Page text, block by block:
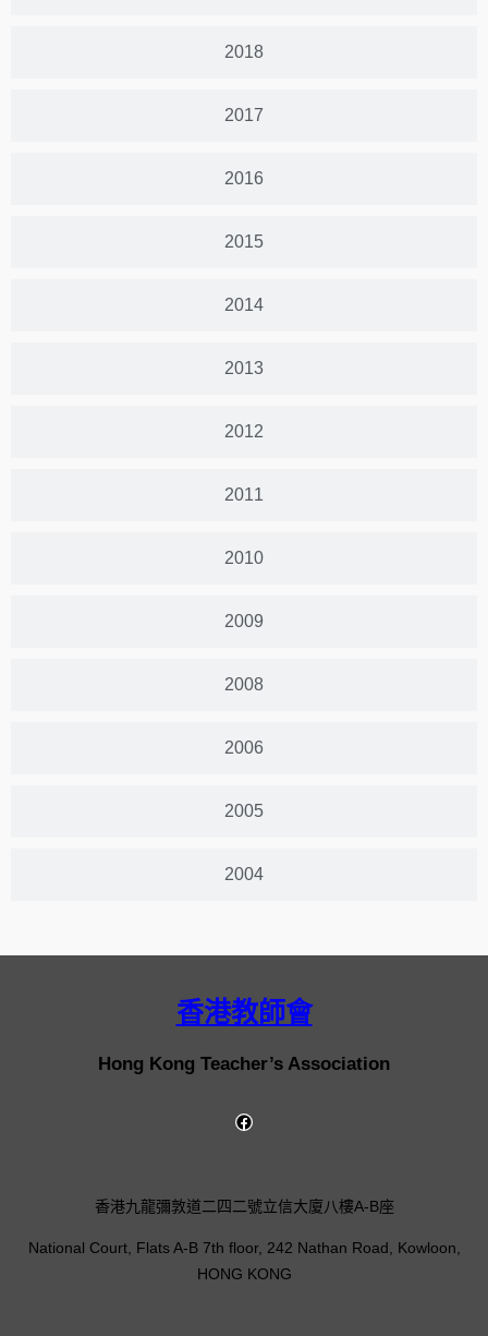
2018
2017
2016
2015
2014
2013
2012
2011
2010
2009
2008
2006
2005
2004
香港教師會
Hong Kong Teacher’s Association
香港九龍彌敦道二四二號立信大廈八樓A-B座
National Court, Flats A-B 7th floor, 242 Nathan Road, Kowloon,
HONG KONG